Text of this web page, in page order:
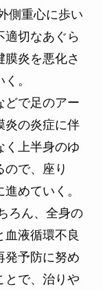
側重心に歩い
適切なあぐら
膜炎を悪化さ
。
どで足のアー
炎の炎症に伴
く上半身のゆ
で、座り
めていく。
ろん、全身の
血液循環不良
発予防に努め
とで、治りや